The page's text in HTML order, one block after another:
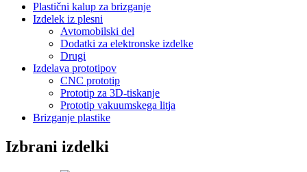
Plastični kalup za brizganje
Izdelek iz plesni
Avtomobilski del
Dodatki za elektronske izdelke
Drugi
Izdelava prototipov
CNC prototip
Prototip za 3D-tiskanje
Prototip vakuumskega litja
Brizganje plastike
Izbrani izdelki